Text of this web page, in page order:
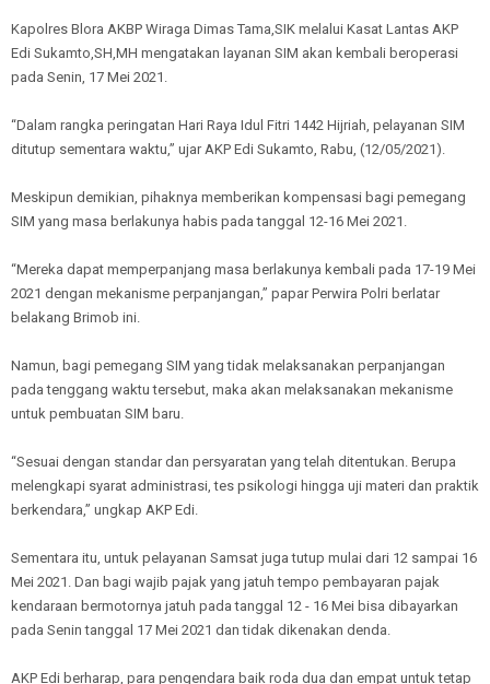
Kapolres Blora AKBP Wiraga Dimas Tama,SIK melalui Kasat Lantas AKP
Edi Sukamto,SH,MH mengatakan layanan SIM akan kembali beroperasi
pada Senin, 17 Mei 2021.
“Dalam rangka peringatan Hari Raya Idul Fitri 1442 Hijriah, pelayanan SIM
ditutup sementara waktu,” ujar AKP Edi Sukamto, Rabu, (12/05/2021).
Meskipun demikian, pihaknya memberikan kompensasi bagi pemegang
SIM yang masa berlakunya habis pada tanggal 12-16 Mei 2021.
“Mereka dapat memperpanjang masa berlakunya kembali pada 17-19 Mei
2021 dengan mekanisme perpanjangan,” papar Perwira Polri berlatar
belakang Brimob ini.
Namun, bagi pemegang SIM yang tidak melaksanakan perpanjangan
pada tenggang waktu tersebut, maka akan melaksanakan mekanisme
untuk pembuatan SIM baru.
“Sesuai dengan standar dan persyaratan yang telah ditentukan. Berupa
melengkapi syarat administrasi, tes psikologi hingga uji materi dan praktik
berkendara,” ungkap AKP Edi.
Sementara itu, untuk pelayanan Samsat juga tutup mulai dari 12 sampai 16
Mei 2021. Dan bagi wajib pajak yang jatuh tempo pembayaran pajak
kendaraan bermotornya jatuh pada tanggal 12 - 16 Mei bisa dibayarkan
pada Senin tanggal 17 Mei 2021 dan tidak dikenakan denda.
AKP Edi berharap, para pengendara baik roda dua dan empat untuk tetap